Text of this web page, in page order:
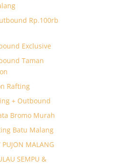
Rp.100rb
Exclusive
Taman
Rafting
+ Outbound
Bromo Murah
Batu Malang
PUJON MALANG
SEMPU &